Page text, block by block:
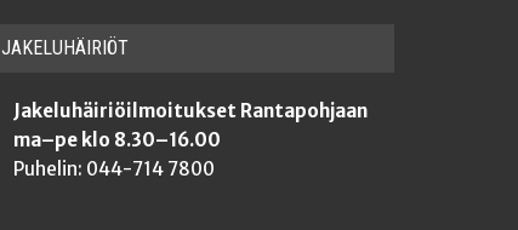
JAKE­LU­HÄI­RIÖT
Jakeluhäiriöilmoitukset Rantapohjaan
ma–pe klo 8.30–16.00
Puhelin: 044-714 7800